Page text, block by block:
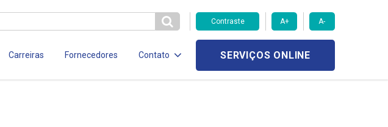
Contraste A+ A-
Carreiras Fornecedores Contato SERVIÇOS ONLINE